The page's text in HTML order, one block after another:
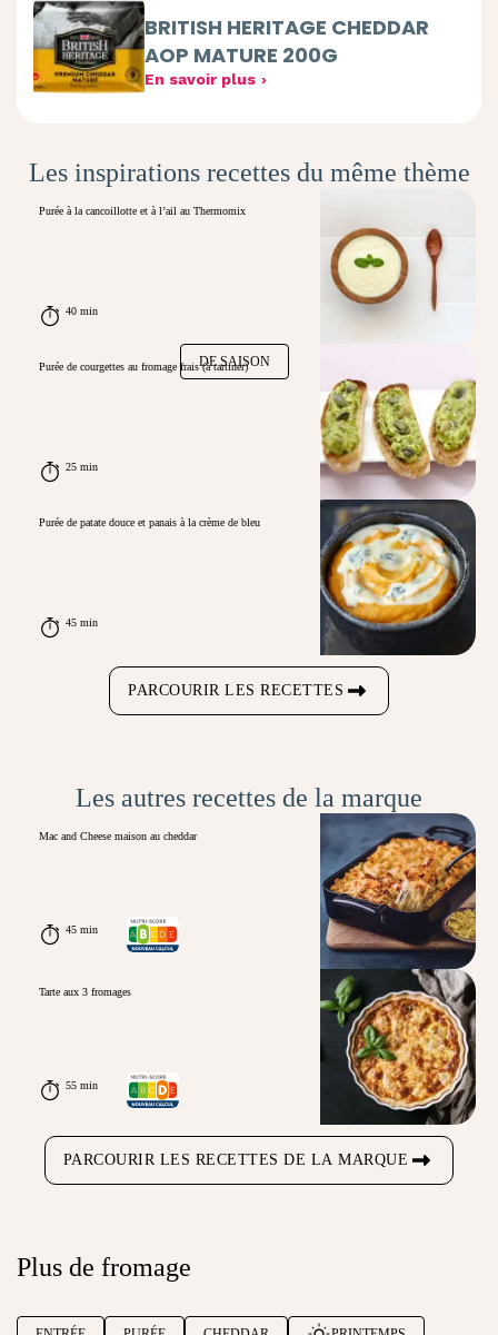
BRITISH HERITAGE CHEDDAR
AOP MATURE 200G
En savoir plus
Les inspirations recettes du même thème
Purée à la cancoillotte et à l’ail au Thermomix
40 min
DE SAISON
Purée de courgettes au fromage frais (à tartiner)
25 min
Purée de patate douce et panais à la crème de bleu
45 min
PARCOURIR LES RECETTES
Les autres recettes de la marque
Mac and Cheese maison au cheddar
45 min
Tarte aux 3 fromages
55 min
PARCOURIR LES RECETTES DE LA MARQUE
Plus de fromage